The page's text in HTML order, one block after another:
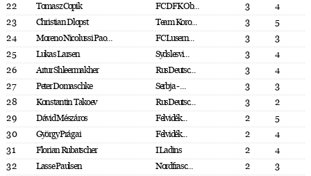
22
Tomasz Copik FC DFK Ob... 3
4
23
Christian Dlopst Team Koro... 3
5
24
Moreno Nicolussi Pao... FC Lusern... 3
3
25
Lukas Larsen Sydslesvi... 3
4
26
Artur Shleermakher RusDeutsc... 3
4
27
Peter Domaschke Serbja - ... 3
3
28
Konstantin Takoev RusDeutsc... 3
2
29
Dávid Mészáros Felvidék... 2
5
30
György Prágai Felvidék... 2
4
31
Florian Rubatscher I Ladins 2
4
32
Lasse Paulsen Nordfrasc... 2
3